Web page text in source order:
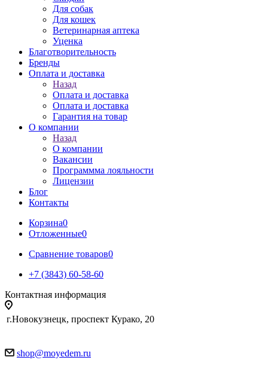
Для собак
Для кошек
Ветеринарная аптека
Уценка
Благотворительность
Бренды
Оплата и доставка
Назад
Оплата и доставка
Оплата и доставка
Гарантия на товар
О компании
Назад
О компании
Вакансии
Программма лояльности
Лицензии
Блог
Контакты
Корзина0
Отложенные0
Сравнение товаров0
+7 (3843) 60-58-60
Контактная информация
г.Новокузнецк, проспект Курако, 20
shop@moyedem.ru